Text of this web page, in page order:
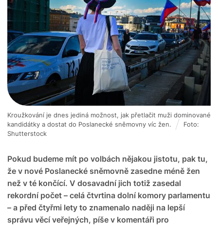
Pokud budeme mít po volbách nějakou jistotu, pak tu,
že v nové Poslanecké sněmovně zasedne méně žen
než v té končící. V dosavadní jich totiž zasedal
rekordní počet – celá čtvrtina dolní komory parlamentu
– a před čtyřmi lety to znamenalo naději na lepší
správu věcí veřejných, píše v komentáři pro
Kroužkování je dnes jediná možnost, jak přetlačit muži dominované
kandidátky a dostat do Poslanecké sněmovny víc žen.
Foto:
Shutterstock